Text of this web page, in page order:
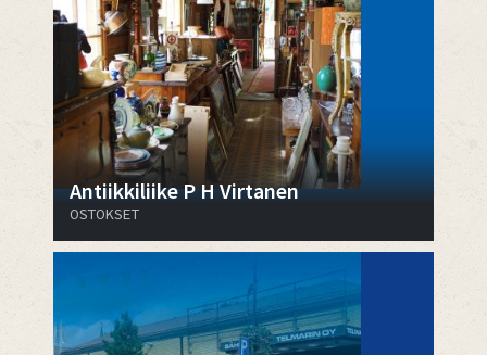
Antiikkiliike P H Virtanen
OSTOKSET